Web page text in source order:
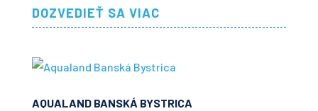
DOZVEDIEŤ SA VIAC
AQUALAND BANSKÁ BYSTRICA